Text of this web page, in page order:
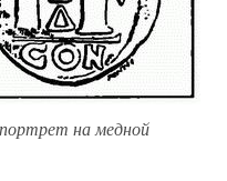
на медной